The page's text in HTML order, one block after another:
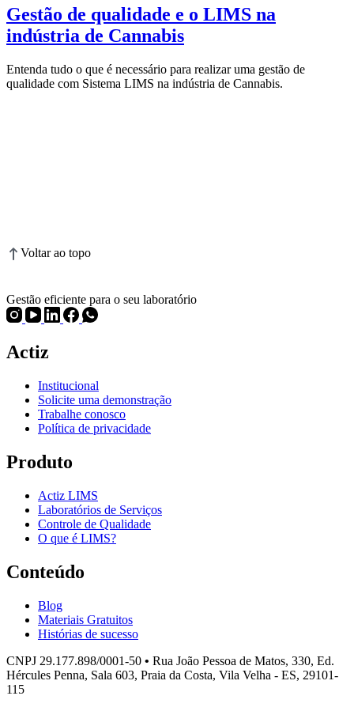
Gestão de qualidade e o LIMS na
indústria de Cannabis
Entenda tudo o que é necessário para realizar uma gestão de
qualidade com Sistema LIMS na indústria de Cannabis.
Voltar ao topo
Gestão eficiente para o seu laboratório
Actiz
Institucional
Solicite uma demonstração
Trabalhe conosco
Política de privacidade
Produto
Actiz LIMS
Laboratórios de Serviços
Controle de Qualidade
O que é LIMS?
Conteúdo
Blog
Materiais Gratuitos
Histórias de sucesso
CNPJ 29.177.898/0001-50 • Rua João Pessoa de Matos, 330, Ed.
Hércules Penna, Sala 603, Praia da Costa, Vila Velha - ES, 29101-
115